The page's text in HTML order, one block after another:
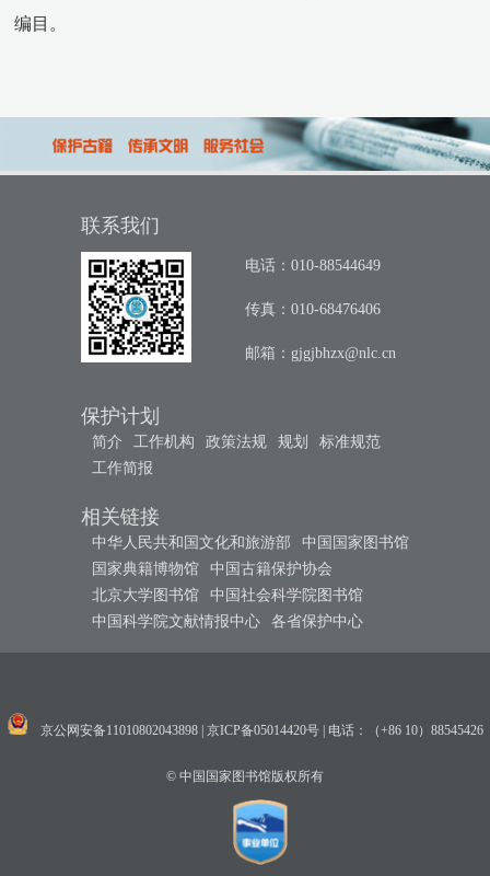
编目。
联系我们
电话：010-88544649
传真：010-68476406
邮箱： gjgjbhzx@nlc.cn
保护计划
简介 工作机构 政策法规 规划
标准规范
工作简报
相关链接
中华人民共和国文化和旅游部
中国国家图书馆
国家典籍博物馆
中国古籍保护协会
北京大学图书馆
中国社会科学院图书馆
中国科学院文献情报中心
各省保护中心
京公网安备11010802043898 | 京ICP备05014420号 | 电话：（+86 10）88545426
© 中国国家图书馆版权所有